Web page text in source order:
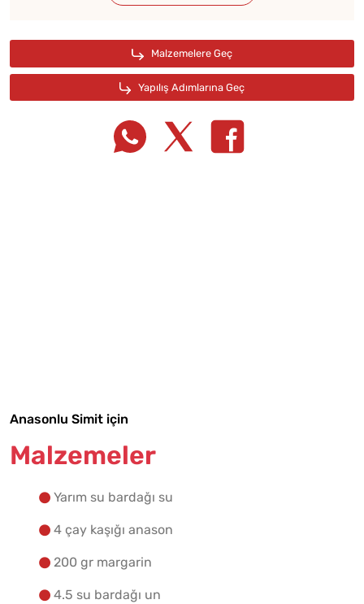
Anasonlu Simit için
Malzemeler
Yarım su bardağı su
4 çay kaşığı anason
200 gr margarin
4.5 su bardağı un